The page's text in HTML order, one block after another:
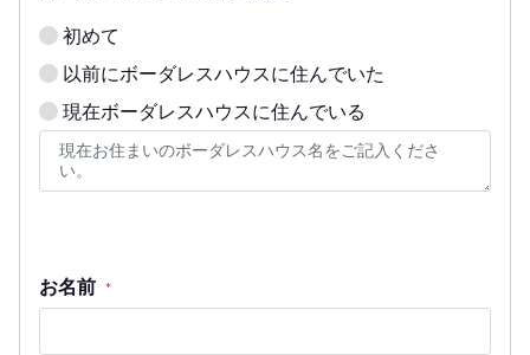
初めて
以前にボーダレスハウスに住んでいた
現在ボーダレスハウスに住んでいる
お名前 *